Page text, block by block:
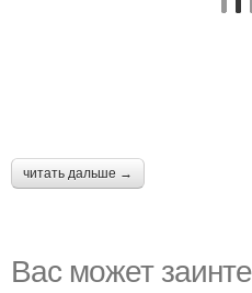
читать дальше →
Вас может